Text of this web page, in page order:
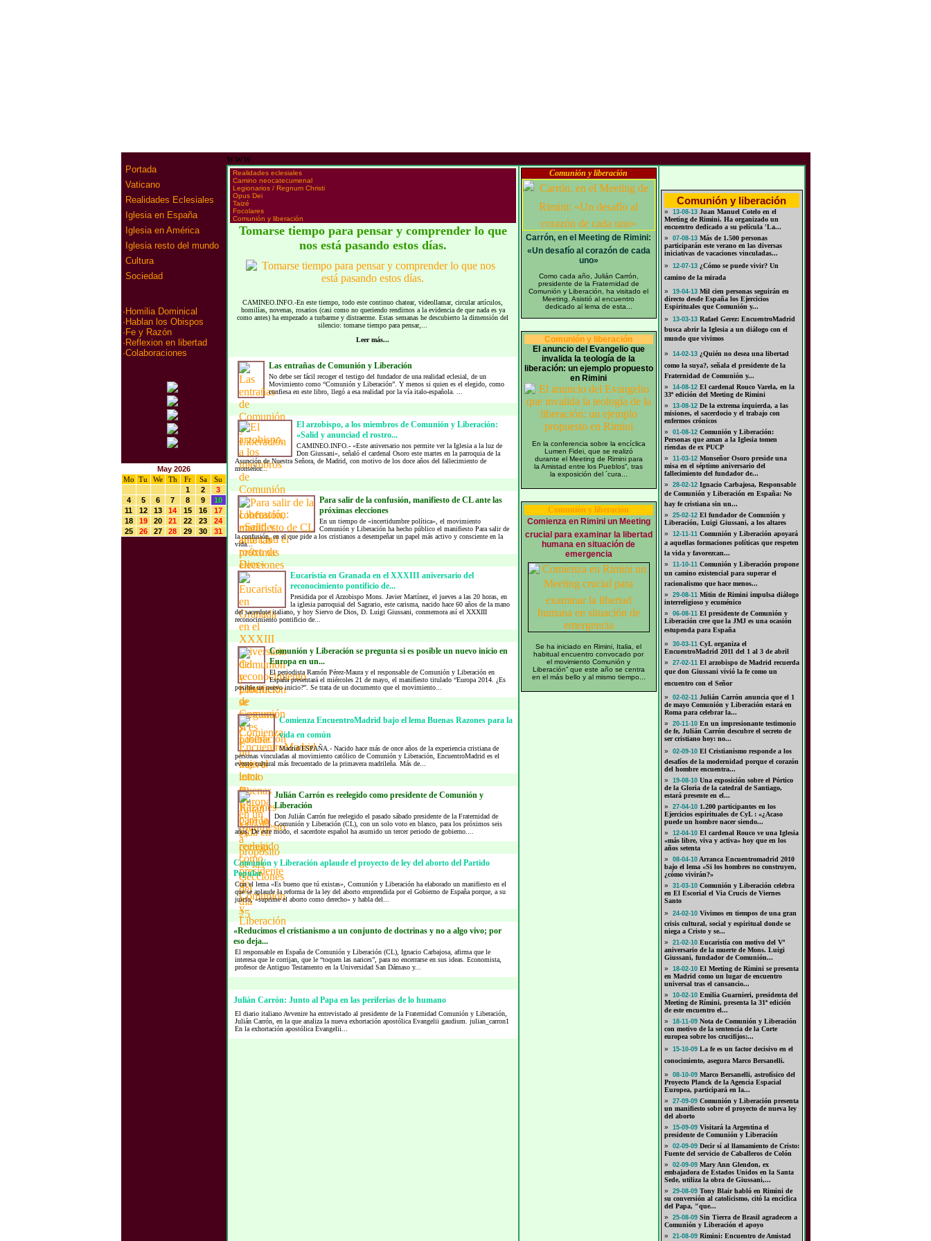
Portada
Vaticano
Realidades Eclesiales
Iglesia en España
Iglesia en América
Iglesia resto del mundo
Cultura
Sociedad
· Homilia Dominical
· Hablan los Obispos
· Fe y Razón
· Reflexion en libertad
·Colaboraciones
May 2026
Mo Tu We Th Fr Sa
Su
1
2
3
4
5 6 7 8 9
10
11
12 13 14 15 16
17
18
19 20 21 22 23
24
25
26 27 28 29 30 31
www
·Realidades eclesiales
·Camino neocatecumenal
·Legionarios / Regnum Christi
·Opus Dei
·Taizé
·Focolares
·Comunión y liberación
Tomarse tiempo para pensar y comprender lo que
nos está pasando estos días.
CAMINEO.INFO.-En este tiempo, todo este continuo chatear, videollamar, circular artículos,
homilías, novenas, rosarios (casi como no queriendo rendirnos a la evidencia de que nada es ya
como antes) ha empezado a turbarme y distraerme. Estas semanas he descubierto la dimensión del
silencio: tomarse tiempo para pensar,...
Leer más...
Las entrañas de Comunión y Liberación
No debe ser fácil recoger el testigo del fundador de una realidad eclesial, de un
Movimiento como “Comunión y Liberación”. Y menos si quien es el elegido, como
confiesa en este libro, llegó a esa realidad por la vía italo-española. ...
El arzobispo, a los miembros de Comunión y Liberación:
«Salid y anunciad el rostro...
CAMINEO.INFO.- «Este aniversario nos permite ver la Iglesia a la luz de
Don Giussani», señaló el cardenal Osoro este martes en la parroquia de la
Asunción de Nuestra Señora, de Madrid, con motivo de los doce años del fallecimiento de
monseñor...
Para salir de la confusión, manifiesto de CL ante las
próximas elecciones
En un tiempo de «incertidumbre política», el movimiento
Comunión y Liberación ha hecho público el manifiesto Para salir de
la confusión, en el que pide a los cristianos a desempeñar un papel más activo y consciente en la
vida...
Eucaristía en Granada en el XXXIII aniversario del
reconocimiento pontificio de...
Presidida por el Arzobispo Mons. Javier Martínez, el jueves a las 20 horas, en
la iglesia parroquial del Sagrario, este carisma, nacido hace 60 años de la mano
del sacerdote italiano, y hoy Siervo de Dios, D. Luigi Giussani, conmemora así el XXXIII
reconocimiento pontificio de...
Comunión y Liberación se pregunta si es posible un nuevo inicio en
Europa en un...
El periodista Ramón Pérez-Maura y el responsable de Comunión y Liberación en
España presentará el miércoles 21 de mayo, el manifiesto titulado “Europa 2014. ¿Es
posible un nuevo inicio?”. Se trata de un documento que el movimiento...
Comienza EncuentroMadrid bajo el lema Buenas Razones para la
vida en común
Madrid/ESPAÑA.- Nacido hace más de once años de la experiencia cristiana de
personas vinculadas al movimiento católico de Comunión y Liberación, EncuentroMadrid es el
evento cultural más frecuentado de la primavera madrileña. Más de...
Julián Carrón es reelegido como presidente de Comunión y
Liberación
Don Julián Carrón fue reelegido el pasado sábado presidente de la Fraternidad de
Comunión y Liberación (CL), con un solo voto en blanco, para los próximos seis
años. De este modo, el sacerdote español ha asumido un tercer periodo de gobierno....
Comunión y Liberación aplaude el proyecto de ley del aborto del Partido
Popular
Con el lema «Es bueno que tú existas», Comunión y Liberación ha elaborado un manifiesto en el
que se aplaude la reforma de la ley del aborto emprendida por el Gobierno de España porque, a su
juicio, «suprime el aborto como derecho» y habla del...
«Reducimos el cristianismo a un conjunto de doctrinas y no a algo vivo; por
eso deja...
El responsable en España de Comunión y Liberación (CL), Ignacio Carbajosa, afirma que le
interesa que le corrijan, que le “toquen las narices”, para no encerrarse en sus ideas. Economista,
profesor de Antiguo Testamento en la Universidad San Dámaso y...
Julián Carrón: Junto al Papa en las periferias de lo humano
El diario italiano Avvenire ha entrevistado al presidente de la Fraternidad Comunión y Liberación,
Julián Carrón, en la que analiza la nueva exhortación apostólica Evangelii gaudium. julian_carron1
En la exhortación apostólica Evangelii...
Comunión y liberación
Carrón, en el Meeting de Rimini:
«Un desafío al corazón de cada
uno»
Como cada año, Julián Carrón,
presidente de la Fraternidad de
Comunión y Liberación, ha visitado el
Meeting. Asistió al encuentro
dedicado al lema de esta...
Comunión y liberación
El anuncio del Evangelio que
invalida la teología de la
liberación: un ejemplo propuesto
en Rimini
En la conferencia sobre la encíclica
Lumen Fidei, que se realizó
durante el Meeting de Rimini para
la Amistad entre los Pueblos”, tras
la exposición del ´cura...
Comunión y liberación
Comienza en Rimini un Meeting
crucial para examinar la libertad
humana en situación de
emergencia
Se ha iniciado en Rimini, Italia, el
habitual encuentro convocado por
el movimiento Comunión y
Liberación” que este año se centra
en el más bello y al mismo tiempo...
Comunión y liberación
» 13-08-13Juan Manuel Cotelo en el
Meeting de Rimini. Ha organizado un
encuentro dedicado a su película 'La...
»
07-08-13Más de 1.500 personas
participarán este verano en las diversas
iniciativas de vacaciones vinculadas...
»
12-07-13¿Cómo se puede vivir? Un
camino de la mirada
»
19-04-13Mil cien personas seguirán en
directo desde España los Ejercicios
Espirituales que Comunión y...
»
13-03-13Rafael Gerez: EncuentroMadrid
busca abrir la Iglesia a un diálogo con el
mundo que vivimos
»
14-02-13¿Quién no desea una libertad
como la suya?, señala el presidente de la
Fraternidad de Comunión y...
»
14-08-12El cardenal Rouco Varela, en la
33ª edición del Meeting de Rimini
»
13-08-12De la extrema izquierda, a las
misiones, el sacerdocio y el trabajo con
enfermos crónicos
»
01-08-12Comunión y Liberación:
Personas que aman a la Iglesia tomen
riendas de ex PUCP
»
11-03-12Monseñor Osoro preside una
misa en el séptimo aniversario del
fallecimiento del fundador de...
»
28-02-12Ignacio Carbajosa, Responsable
de Comunión y Liberación en España: No
hay fe cristiana sin un...
»
25-02-12El fundador de Comunión y
Liberación, Luigi Giussani, a los altares
»
12-11-11 Comunión y Liberación apoyará
a aquellas formaciones políticas que respeten
la vida y favorezcan...
»
11-10-11 Comunión y Liberación propone
un camino existencial para superar el
racionalismo que hace menos...
»
29-08-11 Mitin de Rimini impulsa diálogo
interreligioso y ecuménico
»
06-08-11 El presidente de Comunión y
Liberación cree que la JMJ es una ocasión
estupenda para España
»
30-03-11 CyL organiza el
EncuentroMadrid 2011 del 1 al 3 de abril
»
27-02-11 El arzobispo de Madrid recuerda
que don Giussani vivió la fe como un
encuentro con el Señor
»
02-02-11 Julián Carrón anuncia que el 1
de mayo Comunión y Liberación estará en
Roma para celebrar la...
»
20-11-10En un impresionante testimonio
de fe, Julián Carrón descubre el secreto de
ser cristiano hoy: no...
»
02-09-10El Cristianismo responde a los
desafíos de la modernidad porque el corazón
del hombre encuentra...
»
19-08-10Una exposición sobre el Pórtico
de la Gloria de la catedral de Santiago,
estará presente en el...
»
27-04-101.200 participantes en los
Ejercicios espirituales de CyL : «¿Acaso
puede un hombre nacer siendo...
»
12-04-10El cardenal Rouco ve una Iglesia
«más libre, viva y activa» hoy que en los
años setenta
»
08-04-10Arranca Encuentromadrid 2010
bajo el lema «Si los hombres no construyen,
¿cómo vivirán?»
»
31-03-10Comunión y Liberación celebra
en El Escorial el Via Crucis de Viernes
Santo
»
24-02-10Vivimos en tiempos de una gran
crisis cultural, social y espiritual donde se
niega a Cristo y se...
»
21-02-10Eucaristía con motivo del Vº
aniversario de la muerte de Mons. Luigi
Giussani, fundador de Comunión...
»
18-02-10El Meeting de Rimini se presenta
en Madrid como un lugar de encuentro
universal tras el cansancio...
»
10-02-10Emilia Guarnieri, presidenta del
Meeting de Rímini, presenta la 31ª edición
de este encuentro el...
»
18-11-09Nota de Comunión y Liberación
con motivo de la sentencia de la Corte
europea sobre los crucifijos:...
»
15-10-09La fe es un factor decisivo en el
conocimiento, asegura Marco Bersanelli.
»
08-10-09Marco Bersanelli, astrofísico del
Proyecto Planck de la Agencia Espacial
Europea, participará en la...
»
27-09-09Comunión y Liberación presenta
un manifiesto sobre el proyecto de nueva ley
del aborto
»
15-09-09Visitará la Argentina el
presidente de Comunión y Liberación
»
02-09-09Decir sí al llamamiento de Cristo:
Fuente del servicio de Caballeros de Colón
»
02-09-09Mary Ann Glendon, ex
embajadora de Estados Unidos en la Santa
Sede, utiliza la obra de Giussani,...
»
29-08-09Tony Blair habló en Rimini de
su conversión al catolicismo, citó la encíclica
del Papa, "que...
»
25-08-09Sin Tierra de Brasil agradecen a
Comunión y Liberación el apoyo
»
21-08-09Rimini: Encuentro de Amistad